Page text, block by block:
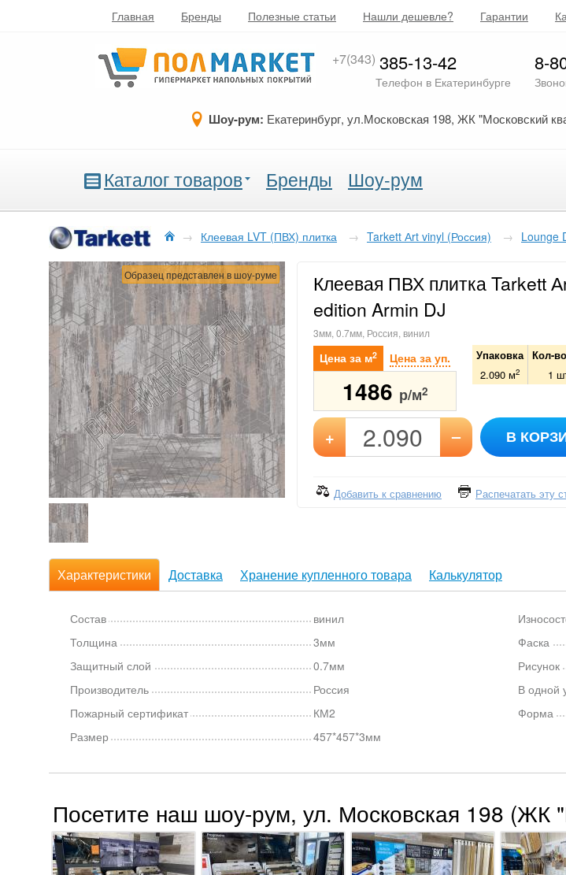
Главная Бренды Полезные статьи Нашли дешевле? Гарантии
+7(343) 385-13-42
Телефон в Екатеринбурге
8-
Шоу-рум: Екатеринбург, ул.Московская 198, ЖК "Московский
Каталог товаров Бренды Шоу-рум
→ Клеевая LVT (ПВХ) плитка → Tarkett Аrt vinyl (Россия) → Lounge
Образец представлен в шоу-руме
Клеевая ПВХ плитка Tarkett
edition Armin DJ
3мм, 0.7мм, Россия, винил
Цена за м2 Цена за уп.
1486 р/м2
Упаковка Кол-
2.090 м2 1
+ – В
Добавить к сравнению Распечатать эту
Характеристики Доставка Хранение купленного товара Калькулятор
Состав
винил
Толщина
3мм
Защитный слой
0.7мм
Производитель
Россия
Пожарный сертификат
КМ2
Размер
457*457*3мм
Фаска
Рисунок
В одной
Форма
Посетите наш шоу-рум, ул. Московская 198 (ЖК